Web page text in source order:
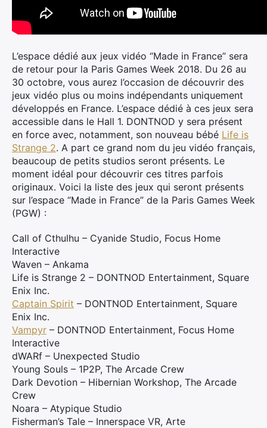
L’espace dédié aux jeux vidéo “Made in France” sera
de retour pour la Paris Games Week 2018. Du 26 au
30 octobre, vous aurez l’occasion de découvrir des
jeux vidéo plus ou moins indépendants uniquement
développés en France. L’espace dédié à ces jeux sera
accessible dans le Hall 1. DONTNOD y sera présent
en force avec, notamment, son nouveau bébé Life is
Strange 2. A part ce grand nom du jeu vidéo français,
beaucoup de petits studios seront présents. Le
moment idéal pour découvrir ces titres parfois
originaux. Voici la liste des jeux qui seront présents
sur l’espace “Made in France” de la Paris Games Week
(PGW) :
Call of Cthulhu – Cyanide Studio, Focus Home
Interactive
Waven – Ankama
Life is Strange 2 – DONTNOD Entertainment, Square
Enix Inc.
Captain Spirit – DONTNOD Entertainment, Square
Enix Inc.
Vampyr – DONTNOD Entertainment, Focus Home
Interactive
dWARf – Unexpected Studio
Young Souls – 1P2P, The Arcade Crew
Dark Devotion – Hibernian Workshop, The Arcade
Crew
Noara – Atypique Studio
Fisherman’s Tale – Innerspace VR, Arte